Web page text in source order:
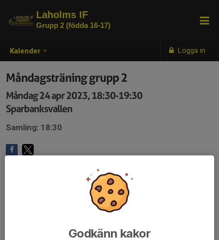
Kalender Logga in
Laholms IF
Grupp 2 (födda 16-17)
Måndagsträning grupp 2
Måndag 24 apr 2023, 18:30-19:30
Sparbanksvallen
Samling: 18:30
Godkänn kakor